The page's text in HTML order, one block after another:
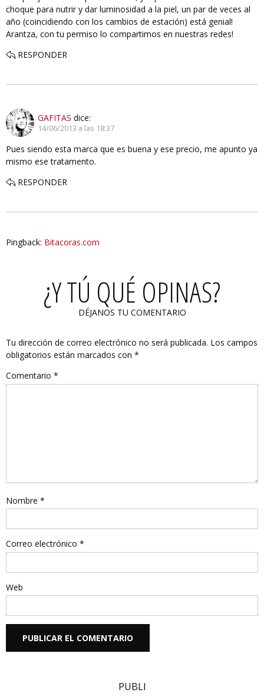
choque para nutrir y dar luminosidad a la piel, un par de veces al
año (coincidiendo con los cambios de estación) está genial!
Arantza, con tu permiso lo compartimos en nuestras redes!
RESPONDER
GAFITAS dice:
14/06/2013 a las 18:37
Pues siendo esta marca que es buena y ese precio, me apunto ya
mismo ese tratamento.
RESPONDER
Pingback: Bitacoras.com
¿Y TÚ QUÉ OPINAS?
DÉJANOS TU COMENTARIO
Tu dirección de correo electrónico no será publicada. Los campos
obligatorios están marcados con *
Comentario *
Nombre *
Correo electrónico *
Web
PUBLI